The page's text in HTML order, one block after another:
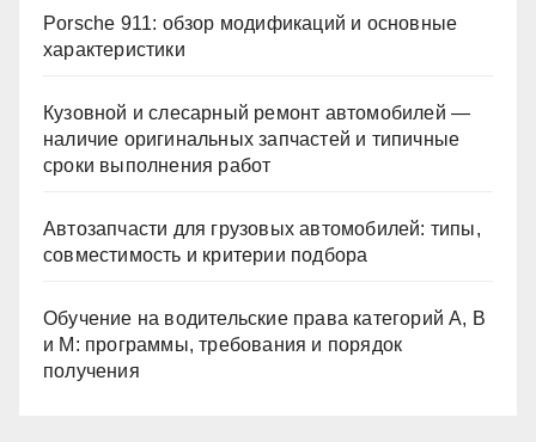
Porsche 911: обзор модификаций и основные
характеристики
Кузовной и слесарный ремонт автомобилей —
наличие оригинальных запчастей и типичные
сроки выполнения работ
Автозапчасти для грузовых автомобилей: типы,
совместимость и критерии подбора
Обучение на водительские права категорий A, B
и M: программы, требования и порядок
получения